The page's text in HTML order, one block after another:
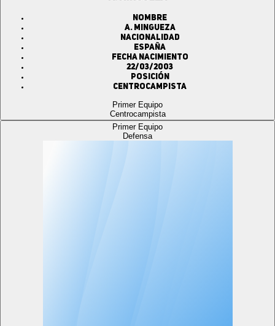
Nombre
A. MINGUEZA
Nacionalidad
ESPAÑA
Fecha Nacimiento
22/03/2003
Posición
Centrocampista
Primer Equipo
Centrocampista
Primer Equipo
Defensa